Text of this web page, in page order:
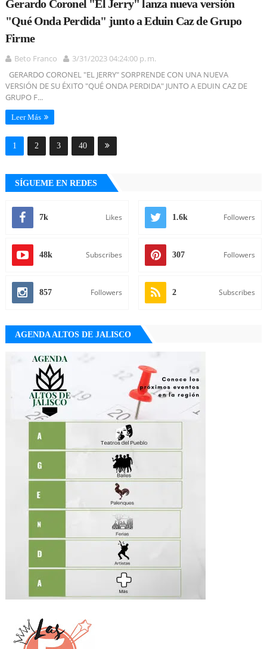
Gerardo Coronel "El Jerry" lanza nueva versión
"Qué Onda Perdida" junto a Eduin Caz de Grupo
Firme
Beto Franco
3/31/2023 04:24:00 p. m.
GERARDO CORONEL "EL JERRY" SORPRENDE CON UNA NUEVA
VERSIÓN DE SU ÉXITO "QUÉ ONDA PERDIDA" JUNTO A EDUIN CAZ DE
GRUPO F...
Leer Más
1 2 3 40
SÍGUEME EN REDES
7k Likes 1.6k Followers
48k Subscribes 307 Followers
857 Followers 2 Subscribes
AGENDA ALTOS DE JALISCO